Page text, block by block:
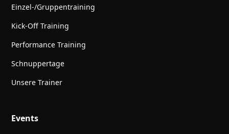
Einzel-/Gruppentraining
Kick-Off Training
Performance Training
Schnuppertage
Unsere Trainer
Events